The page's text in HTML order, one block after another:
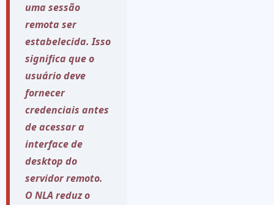
uma sessão
remota ser
estabelecida. Isso
significa que o
usuário deve
fornecer
credenciais antes
de acessar a
interface de
desktop do
servidor remoto.
O NLA reduz o